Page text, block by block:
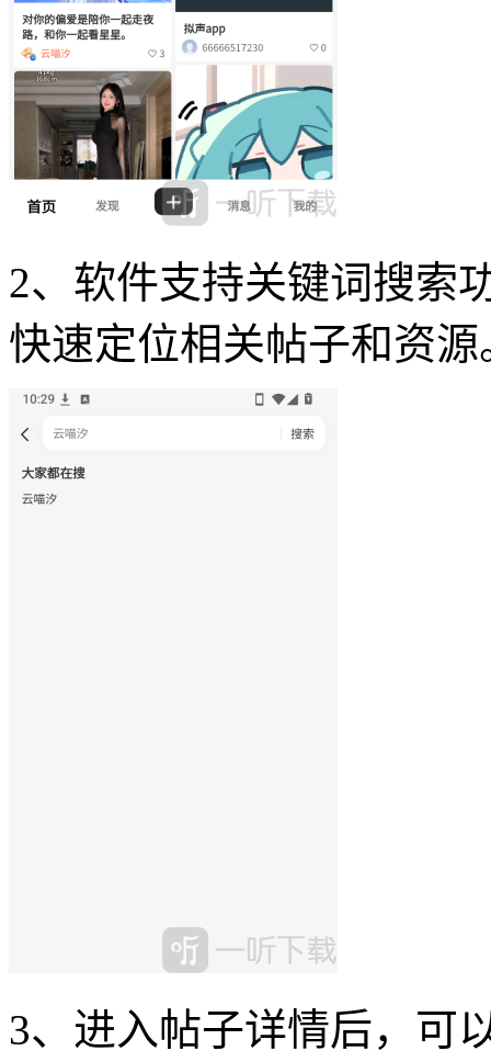
2、软件支持关键词搜索
快速定位相关帖子和资源
3、进入帖子详情后，可